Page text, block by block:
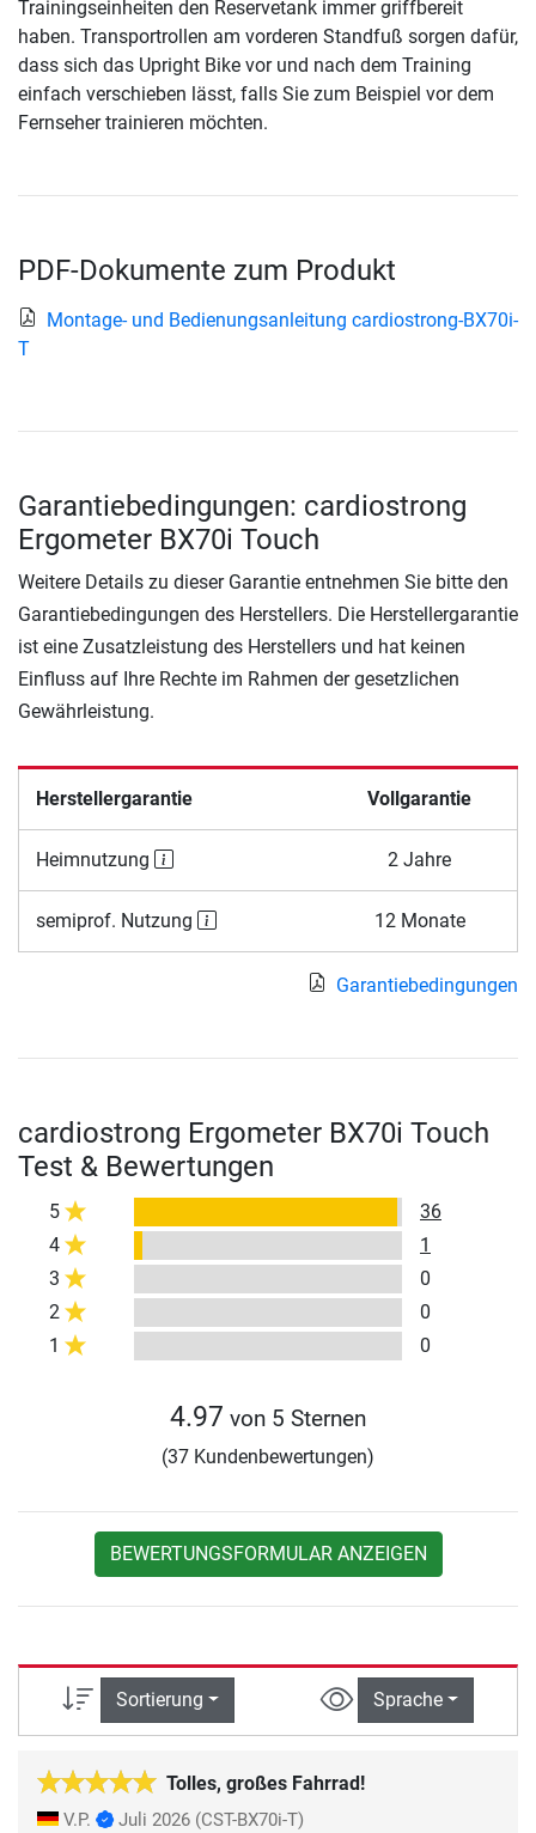
Trainingseinheiten den Reservetank immer griffbereit
haben. Transportrollen am vorderen Standfuß sorgen dafür,
dass sich das Upright Bike vor und nach dem Training
einfach verschieben lässt, falls Sie zum Beispiel vor dem
Fernseher trainieren möchten.
PDF-Dokumente zum Produkt
Montage- und Bedienungsanleitung cardiostrong-BX70i-
T
Garantiebedingungen: cardiostrong
Ergometer BX70i Touch
Weitere Details zu dieser Garantie entnehmen Sie bitte den
Garantiebedingungen des Herstellers. Die Herstellergarantie
ist eine Zusatzleistung des Herstellers und hat keinen
Einfluss auf Ihre Rechte im Rahmen der gesetzlichen
Gewährleistung.
Herstellergarantie Vollgarantie
Heimnutzung 2 Jahre
semiprof. Nutzung 12 Monate
Garantiebedingungen
cardiostrong Ergometer BX70i Touch
Test & Bewertungen
5
36
4
1
3
0
2
0
1
0
4.97 von 5 Sternen
(37 Kundenbewertungen)
BEWERTUNGSFORMULAR ANZEIGEN
Sortierung Sprache
Tolles, großes Fahrrad!
V.P. Juli 2026 (CST-BX70i-T)